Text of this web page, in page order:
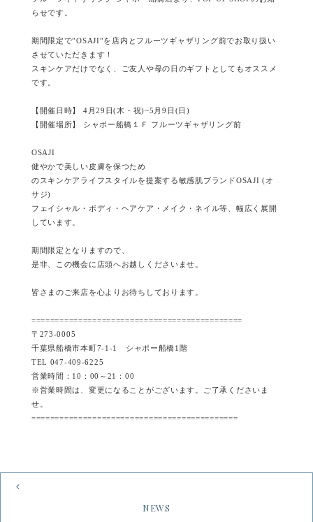
らせです。
期間限定で”OSAJI”を店内とフルーツギャザリング前でお取り扱い
させていただきます！
スキンケアだけでなく、ご友人や母の日のギフトとしてもオススメ
です。
【開催日時】 4月29日(木・祝)~5月9日(日)
【開催場所】 シャポー船橋１Ｆ フルーツギャザリング前
OSAJI
健やかで美しい皮膚を保つため
のスキンケアライフスタイルを提案する敏感肌ブランドOSAJI (オ
サジ)
フェイシャル・ボディ・ヘアケア・メイク・ネイル等、幅広く展開
しています。
期間限定となりますので、
是非、この機会に店頭へお越しくださいませ。
皆さまのご来店を心よりお待ちしております。
=============================================
〒273-0005
千葉県船橋市本町7-1-1 シャポー船橋1階
TEL 047-409-6225
営業時間：10：00～21：00
※営業時間は、変更になることがございます。ご了承くださいま
せ。
============================================
NEWS